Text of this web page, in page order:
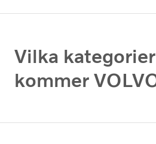
Vilka
kommer